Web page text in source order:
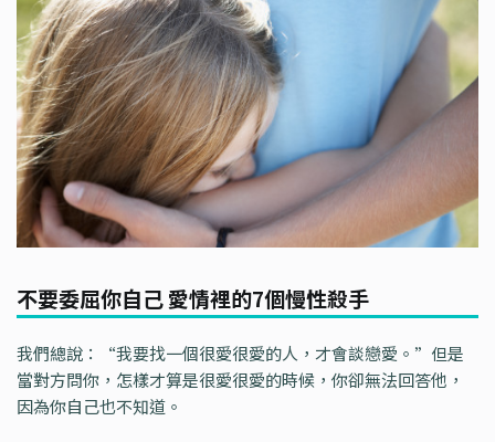
不要委屈你自己 愛情裡的7個慢性殺手
我們總說：“我要找一個很愛很愛的人，才會談戀愛。”但是
當對方問你，怎樣才算是很愛很愛的時候，你卻無法回答他，
因為你自己也不知道。